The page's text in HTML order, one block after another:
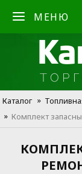
МЕНЮ
Каталог
Комплект